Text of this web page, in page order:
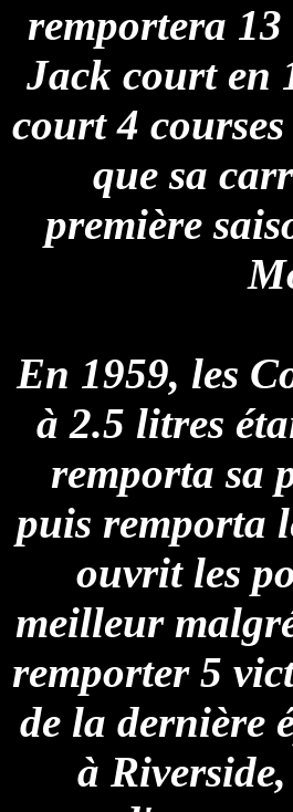
remportera 13
Jack court en
court 4
que sa
première
En 1959, les
à 2.5 litres
remporta sa
puis remporta
ouvrit les
meilleur
remporter 5
de la dernière
à